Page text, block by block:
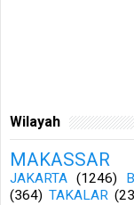
Wilayah
MAKASSAR
JAKARTA (1246)
(364) TAKALAR